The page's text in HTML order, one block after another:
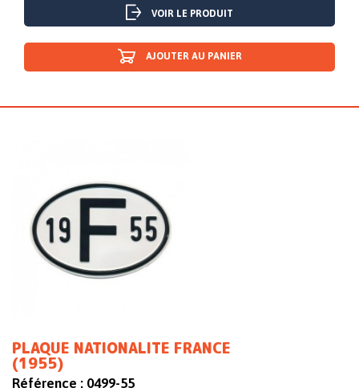
VOIR LE PRODUIT
AJOUTER AU PANIER
PLAQUE NATIONALITE FRANCE
(1955)
Référence : 0499-55